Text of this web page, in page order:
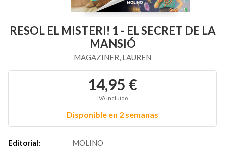
RESOL EL MISTERI! 1 - EL SECRET DE LA
MANSIÓ
MAGAZINER, LAUREN
14,95 €
IVA incluido
Disponible en 2 semanas
Editorial:
MOLINO